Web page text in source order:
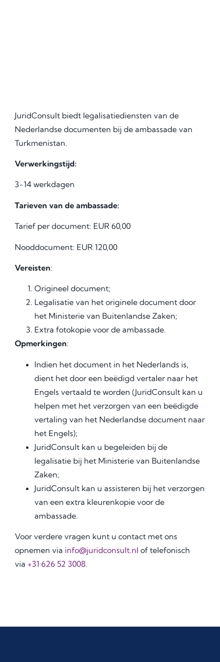
JuridConsult biedt legalisatiediensten van de
Nederlandse documenten bij de ambassade van
Turkmenistan.
Verwerkingstijd:
3-14 werkdagen
Tarieven van de ambassade:
Tarief per document: EUR 60,00
Nooddocument: EUR 120,00
Vereisten:
Origineel document;
Legalisatie van het originele document door
het Ministerie van Buitenlandse Zaken;
Extra fotokopie voor de ambassade.
Opmerkingen:
Indien het document in het Nederlands is,
dient het door een beëdigd vertaler naar het
Engels vertaald te worden (JuridConsult kan u
helpen met het verzorgen van een beëdigde
vertaling van het Nederlandse document naar
het Engels);
JuridConsult kan u begeleiden bij de
legalisatie bij het Ministerie van Buitenlandse
Zaken;
JuridConsult kan u assisteren bij het verzorgen
van een extra kleurenkopie voor de
ambassade.
Voor verdere vragen kunt u contact met ons
opnemen via info@juridconsult.nl of telefonisch
via +31 626 52 3008.